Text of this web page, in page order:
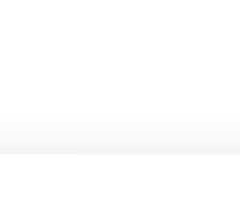
coated nylon en is speciaal
voorkomen. Daarnaast